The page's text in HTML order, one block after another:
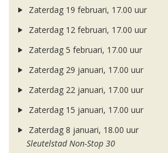
Zaterdag 19 februari, 17.00 uur
Zaterdag 12 februari, 17.00 uur
Zaterdag 5 februari, 17.00 uur
Zaterdag 29 januari, 17.00 uur
Zaterdag 22 januari, 17.00 uur
Zaterdag 15 januari, 17.00 uur
Zaterdag 8 januari, 18.00 uur
Sleutelstad Non-Stop 30